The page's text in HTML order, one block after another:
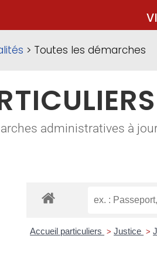
> Toutes les démarches
administratives à
Accueil particuliers > Justice >